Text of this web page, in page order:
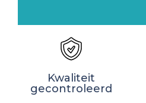
Kwaliteit
gecontroleerd